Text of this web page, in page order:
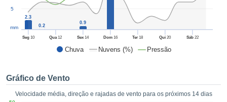
ao
a
todos os
ou
no
como
um perfil
Chuva Nuvens (%) Pressão
Seg10 Qua12 Sex 14 Dom16 Ter 18 Qui 20 Sáb22
5
mm
2.3
0.2
0.9
Gráfico de Vento
Velocidade média, direção e rajadas de vento para os próximos 14 dias